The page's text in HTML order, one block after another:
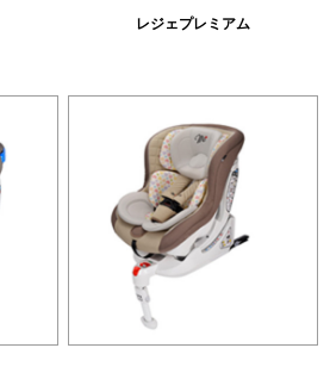
レジェプレミアム